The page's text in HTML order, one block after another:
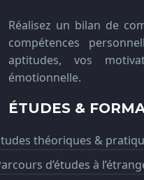
Réalisez un bilan de
compétences
aptitudes, vos
émotionnelle.
ÉTUDES &
théoriques &
d’études à